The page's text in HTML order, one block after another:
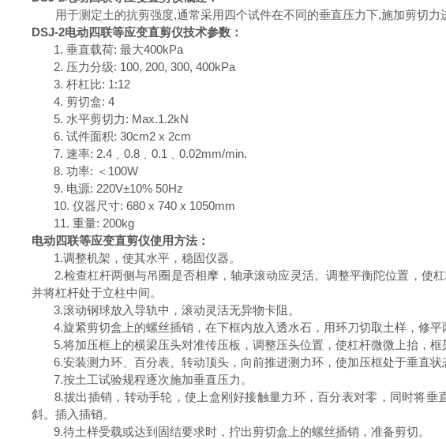
用于测定土的抗剪强度,通常采用四个试件在不同的垂直压力下,施加剪切力
DSJ-2电动四联等应变直剪仪技术参数：
1.垂直载荷:最大400kPa
2. 压力分级: 100, 200, 300, 400kPa
3.杆杠比: 1:12
4. 剪切盒: 4
5. 水平剪切力: Max.1.2kN
6.试件面积: 30cm2 x 2cm
7.速率: 2.4 ﹑0.8 ﹑0.1 ﹑0.02mm/min.
8.功率: ＜ 100W
9. 电源: 220V±10% 50Hz
10.仪器尺寸: 680 x 740 x 1050mm
11.重量: 200kg
电动四联等应变直剪仪使用方法：
1.调整机架，使其水平，稳固仪器。
2.检查杠杆两侧与吊圈是否相摩，轴承滚动应灵活。调整平衡陀位置，使
并将杠杆处于立柱中间。
3.滚动钢球放入导轨中，滚动灵活无异物卡阻。
4.旋紧剪切盒上的螺丝插销，在下框内放入透水石，用环刀切取土样，修
5.将加压框上的横梁压头对准传压板，调整压头位置，使杠杆微微上抬，框
6.安装测力环、百分表。转动顶头，向前推进测力环，使加压框处于垂直
7.按土工试验规程逐次施加垂直压力。
8.拔出插销，转动手轮，使上盒刚好接触量力环，百分表对零，同时将
斜。插入插销。
9.待土样受载或达到固结要求时，拧出剪切盒上的螺丝插销，准备剪切。